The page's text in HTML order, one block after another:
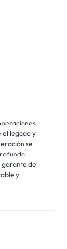
el legado y
se
garante de
y